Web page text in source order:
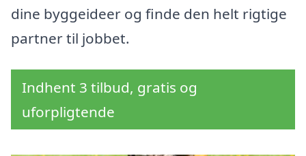
dine byggeideer og finde den helt rigtige
partner til jobbet.
Indhent 3 tilbud, gratis og
uforpligtende